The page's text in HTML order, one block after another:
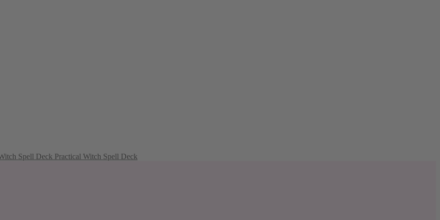
Practical Witch Spell Deck